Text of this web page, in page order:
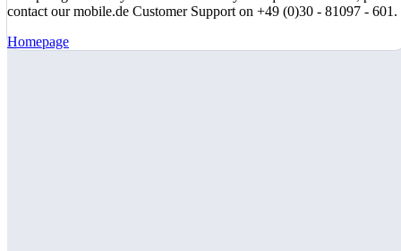
contact our mobile.de Customer Support on +49 (0)30 - 81097 - 601.
Homepage